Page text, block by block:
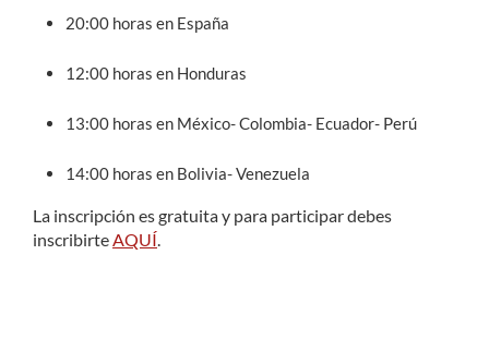
20:00 horas en España
12:00 horas en Honduras
13:00 horas en México- Colombia- Ecuador- Perú
14:00 horas en Bolivia- Venezuela
La inscripción es gratuita y para participar debes
inscribirte AQUÍ